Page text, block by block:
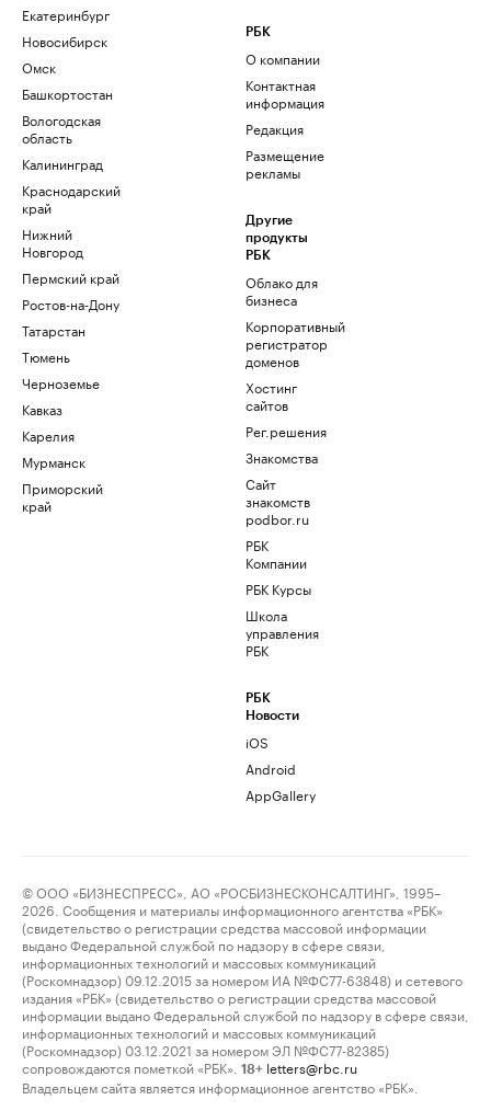
Екатеринбург
Новосибирск
Омск
Башкортостан
Вологодская
область
Калининград
Краснодарский
край
Нижний
Новгород
Пермский край
Ростов-на-Дону
Татарстан
Тюмень
Черноземье
Кавказ
Карелия
Мурманск
Приморский
край
РБК
О компании
Контактная
информация
Редакция
Размещение
рекламы
Другие
продукты
РБК
Облако для
бизнеса
Корпоративный
регистратор
доменов
Хостинг
сайтов
Рег.решения
Знакомства
Сайт
знакомств
podbor.ru
РБК
Компании
РБК Курсы
Школа
управления
РБК
РБК
Новости
iOS
Android
AppGallery
© ООО «БИЗНЕСПРЕСС», АО «РОСБИЗНЕСКОНСАЛТИНГ», 1995–
2026. Сообщения и материалы информационного агентства «РБК»
(свидетельство о регистрации средства массовой информации
выдано Федеральной службой по надзору в сфере связи,
информационных технологий и массовых коммуникаций
(Роскомнадзор) 09.12.2015 за номером ИА №ФС77-63848) и сетевого
издания «РБК» (свидетельство о регистрации средства массовой
информации выдано Федеральной службой по надзору в сфере связи,
информационных технологий и массовых коммуникаций
(Роскомнадзор) 03.12.2021 за номером ЭЛ №ФС77-82385)
сопровождаются пометкой «РБК».
18+ letters@rbc.ru
Владельцем сайта является информационное агентство «РБК».